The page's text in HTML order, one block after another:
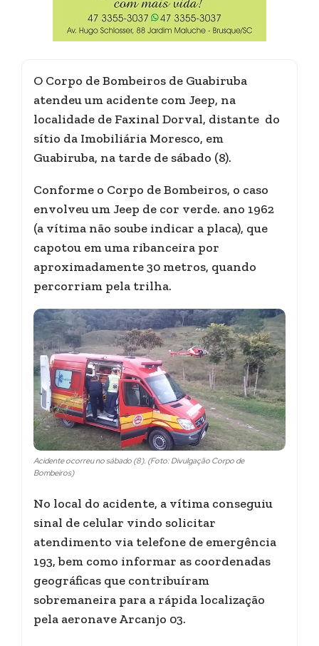
O Corpo de Bombeiros de Guabiruba
atendeu um acidente com Jeep, na
localidade de Faxinal Dorval, distante do
sítio da Imobiliária Moresco, em
Guabiruba, na tarde de sábado (8).
Conforme o Corpo de Bombeiros, o caso
envolveu um Jeep de cor verde. ano 1962
(a vítima não soube indicar a placa), que
capotou em uma ribanceira por
aproximadamente 30 metros, quando
percorriam pela trilha.
Acidente ocorreu no sábado (8). (Foto: Divulgação Corpo de
Bombeiros)
No local do acidente, a vítima conseguiu
sinal de celular vindo solicitar
atendimento via telefone de emergência
193, bem como informar as coordenadas
geográficas que contribuíram
sobremaneira para a rápida localização
pela aeronave Arcanjo 03.